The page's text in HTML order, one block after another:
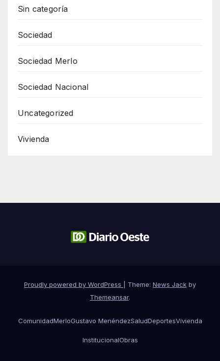
Sin categoría
Sociedad
Sociedad Merlo
Sociedad Nacional
Uncategorized
Vivienda
Proudly powered by WordPress Theme: News Jack by
Themeansar.
ComunidadMerloGustavo MenéndezSaludDeportesVivienda
InstitucionalObras